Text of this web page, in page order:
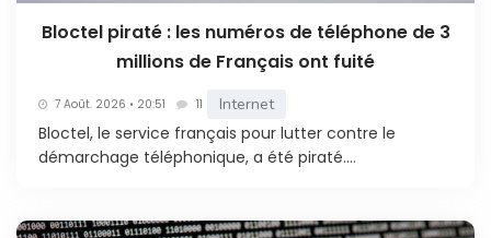
Bloctel piraté : les numéros de téléphone de 3
millions de Français ont fuité
7 Août. 2026 • 20:51 11 Internet
Bloctel, le service français pour lutter contre le
démarchage téléphonique, a été piraté....